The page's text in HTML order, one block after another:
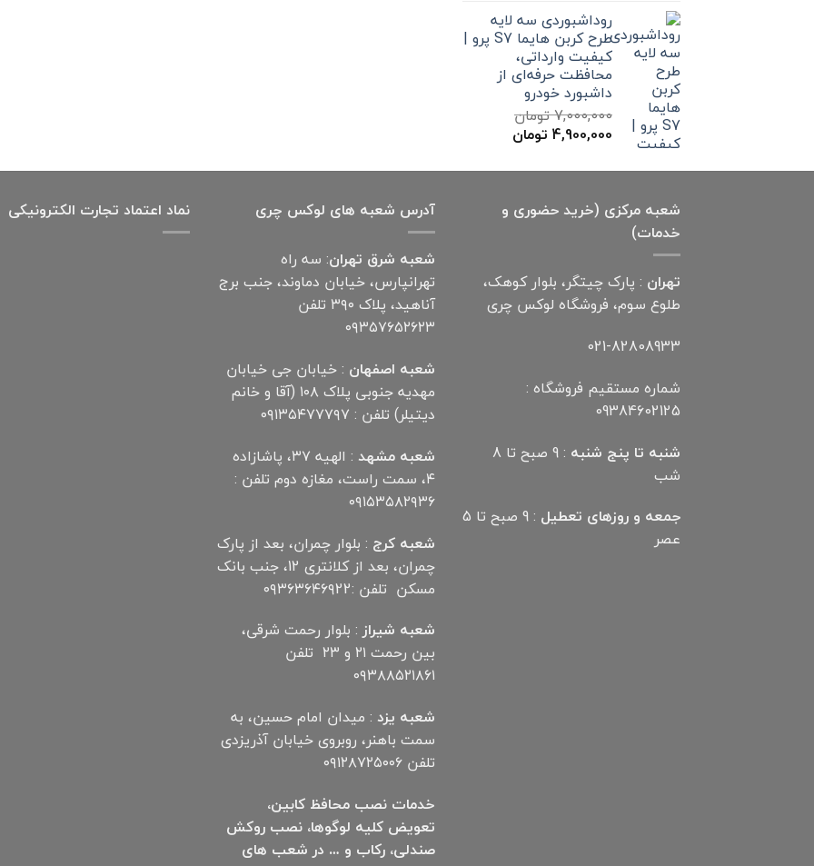
7,000,000 تومان
بود. است.
روداشبوردی سه‌ لایه
طرح کربن هایما S7 پرو |
کیفیت وارداتی،
محافظت حرفه‌ای از
داشبورد خودرو
7,000,000تومان
قیمت
7,000,000 تومان
4,900,000 تومان
4,900,000 تومان
شعبه مرکزی (خرید حضوری و
خدمات)
تهران : پارک چیتگر، بلوار کوهک،
طلوع سوم، فروشگاه لوکس چری
021-82808933
شماره مستقیم فروشگاه :
09384602125
شنبه تا پنج شنبه
: 9 صبح تا 8
شب
جمعه و روزهای تعطیل
: 9 صبح تا 5
عصر
آدرس شعبه های لوکس چری
شعبه شرق تهران: سه راه
تهرانپارس، خیابان دماوند، جنب برج
آناهید، پلاک ۳۹۰ تلفن
۰۹۳۵۷۶۵۲۶۲۳
شعبه اصفهان : خیابان جی خیابان
مهدیه جنوبی پلاک ۱۰۸ (آقا و خانم
دیتیلر) تلفن : ۰۹۱۳۵۴۷۷۷۹۷
شعبه مشهد
: الهیه ۳۷، پاشازاده
۴، سمت راست، مغازه دوم تلفن :
۰۹۱۵۳۵۸۲۹۳۶
شعبه کرج : بلوار چمران، بعد از پارک
چمران، بعد از کلانتری 12، جنب بانک
مسکن تلفن :۰۹۳۶۳۶۴۶۹22
شعبه شیراز: بلوار رحمت شرقی،
بین رحمت ۲۱ و ۲۳ تلفن
۰۹۳۸۸۵۲۱۸۶۱
شعبه یزد : میدان امام حسین، به
سمت باهنر، روبروی خیابان آذریزدی
تلفن ۰۹۱۲۸۷۲۵۰۰۶
خدمات نصب محافظ کابین،
تعویض کلیه لوگوها، نصب روکش
صندلی، رکاب و … در شعب های
نماد اعتماد تجارت الكترونیكی